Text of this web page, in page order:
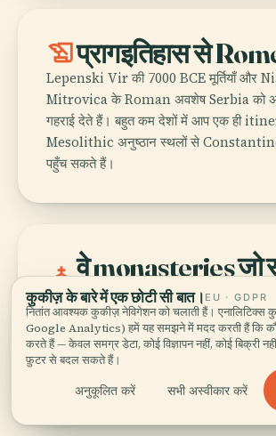
history_eduप्रागइतिहास से
Lepenski Vir की 7000 BCE मूर्तियाँ और
Mitrovica के Roman अवशेष Serbia को
गहराई देते हैं। बहुत कम देशों में आप एक ही
Mesolithic अनुष्ठान स्थलों से
पहुँच सकते हैं।
churchवे monasteries जो
मायने रखते हैं
Studenica किसी road trip की पृष्ठभूमि
medieval Serbian कला और राज्यसत्ता के
एक है। सफेद संगमरमर की दीवारें, 12वीं सदी के
पहाड़ी सन्नाटा किसी भी नारे से बेहतर काम करते हैं।
कुकीज़ के बारे में एक छोटी सी बात। EU · GDPR
नितांत आवश्यक कुकीज़ नेविगेशन को चलाती हैं।
Google Analytics) हमें यह समझने में मदद करती हैं कि
करते हैं — केवल समग्र डेटा, कोई विज्ञापन नहीं, कोई बिक्री
फ़ुटर से बदल सकते हैं।
अनुकूलित करें सभी अस्वीकार करें